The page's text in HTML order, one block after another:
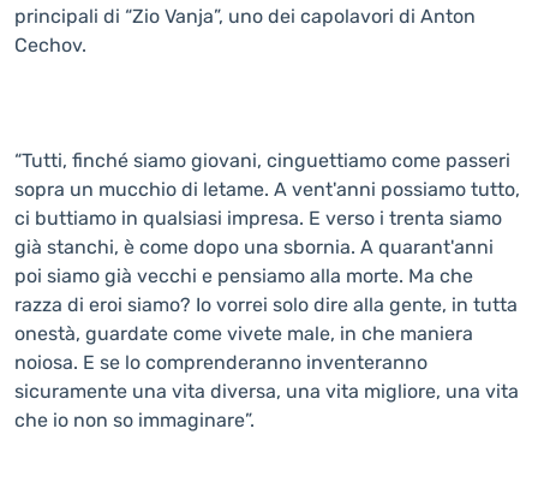
principali di “Zio Vanja”, uno dei capolavori di Anton
Cechov.
“Tutti, finché siamo giovani, cinguettiamo come passeri
sopra un mucchio di letame. A vent'anni possiamo tutto,
ci buttiamo in qualsiasi impresa. E verso i trenta siamo
già stanchi, è come dopo una sbornia. A quarant'anni
poi siamo già vecchi e pensiamo alla morte. Ma che
razza di eroi siamo? Io vorrei solo dire alla gente, in tutta
onestà, guardate come vivete male, in che maniera
noiosa. E se lo comprenderanno inventeranno
sicuramente una vita diversa, una vita migliore, una vita
che io non so immaginare”.